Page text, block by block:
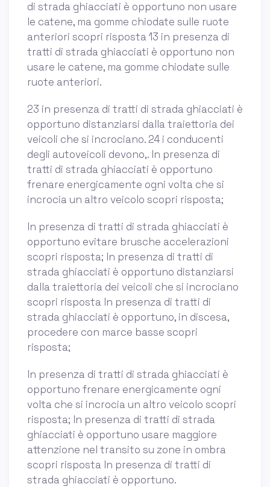
di strada ghiacciati è opportuno non usare
le catene, ma gomme chiodate sulle ruote
anteriori scopri risposta 13 in presenza di
tratti di strada ghiacciati è opportuno non
usare le catene, ma gomme chiodate sulle
ruote anteriori.
23 in presenza di tratti di strada ghiacciati è
opportuno distanziarsi dalla traiettoria dei
veicoli che si incrociano. 24 i conducenti
degli autoveicoli devono,. In presenza di
tratti di strada ghiacciati è opportuno
frenare energicamente ogni volta che si
incrocia un altro veicolo scopri risposta;
In presenza di tratti di strada ghiacciati è
opportuno evitare brusche accelerazioni
scopri risposta; In presenza di tratti di
strada ghiacciati è opportuno distanziarsi
dalla traiettoria dei veicoli che si incrociano
scopri risposta In presenza di tratti di
strada ghiacciati è opportuno, in discesa,
procedere con marce basse scopri
risposta;
In presenza di tratti di strada ghiacciati è
opportuno frenare energicamente ogni
volta che si incrocia un altro veicolo scopri
risposta; In presenza di tratti di strada
ghiacciati è opportuno usare maggiore
attenzione nel transito su zone in ombra
scopri risposta In presenza di tratti di
strada ghiacciati è opportuno.